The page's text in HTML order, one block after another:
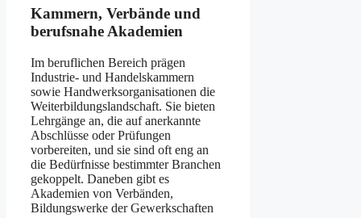
Kammern, Verbände und
berufsnahe Akademien
Im beruflichen Bereich prägen
Industrie- und Handelskammern
sowie Handwerksorganisationen die
Weiterbildungslandschaft. Sie bieten
Lehrgänge an, die auf anerkannte
Abschlüsse oder Prüfungen
vorbereiten, und sie sind oft eng an
die Bedürfnisse bestimmter Branchen
gekoppelt. Daneben gibt es
Akademien von Verbänden,
Bildungswerke der Gewerkschaften